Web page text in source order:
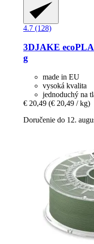
4.7 (128)
3DJAKE
g
made in EU
vysoká kvalita
jednoduchý na
€ 20,49 (€ 20,49 / kg)
Doručenie do 12.